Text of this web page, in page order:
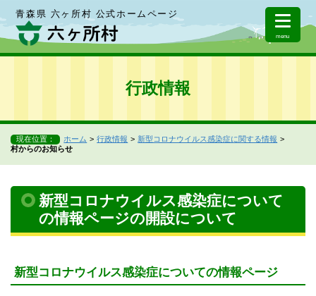
青森県 六ヶ所村 公式ホームページ
menu
行政情報
現在位置： ホーム 行政情報
新型コロナウイルス感染症に関する情報
村からのお知らせ
新型コロナウイルス感染症について
の情報ページの開設について
新型コロナウイルス感染症についての情報ページ